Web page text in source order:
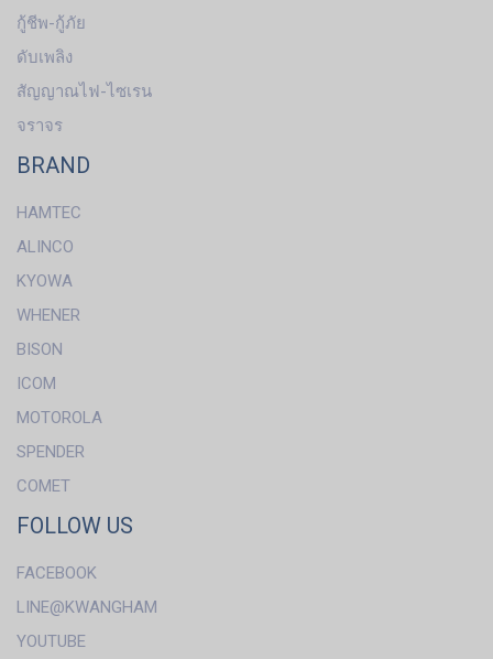
กู้ชีพ-กู้ภัย
ดับเพลิง
สัญญาณไฟ-ไซเรน
จราจร
BRAND
HAMTEC
ALINCO
KYOWA
WHENER
BISON
ICOM
MOTOROLA
SPENDER
COMET
FOLLOW US
FACEBOOK
LINE@KWANGHAM
YOUTUBE